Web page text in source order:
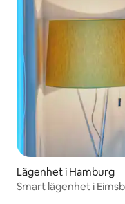
Lägenhet i Hamburg
Smart lägenhet i